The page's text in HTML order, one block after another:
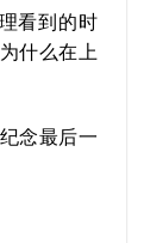
看到的时
什么在上
念最后一